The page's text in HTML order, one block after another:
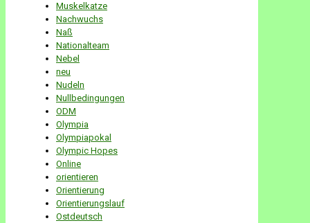
Muskelkatze
Nachwuchs
Naß
Nationalteam
Nebel
neu
Nudeln
Nullbedingungen
ODM
Olympia
Olympiapokal
Olympic Hopes
Online
orientieren
Orientierung
Orientierungslauf
Ostdeutsch